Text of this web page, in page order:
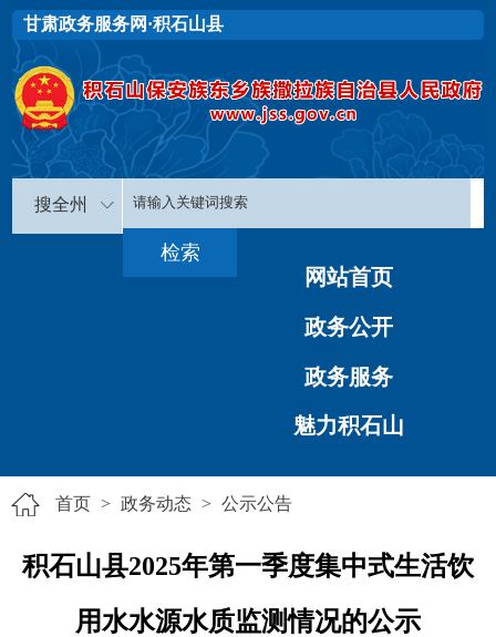
甘肃政务服务网·积石山县
搜全州
网站首页
政务公开
政务服务
魅力积石山
首页 > 政务动态 > 公示公告
积石山县2025年第一季度集中式生活饮
用水水源水质监测情况的公示